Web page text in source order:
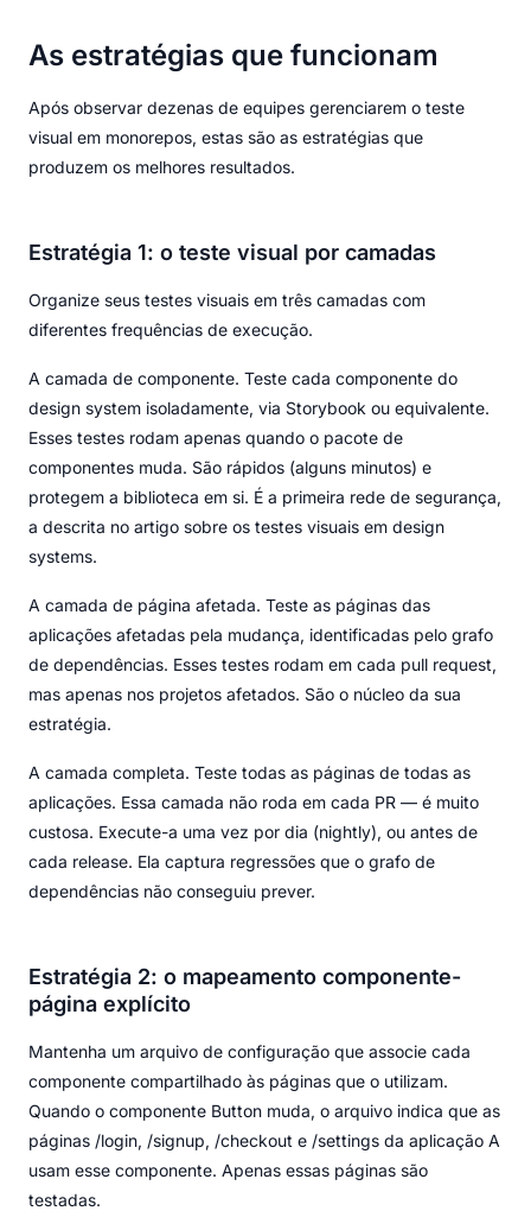
As estratégias que funcionam
Após observar dezenas de equipes gerenciarem o teste
visual em monorepos, estas são as estratégias que
produzem os melhores resultados.
Estratégia 1: o teste visual por camadas
Organize seus testes visuais em três camadas com
diferentes frequências de execução.
A camada de componente. Teste cada componente do
design system isoladamente, via Storybook ou equivalente.
Esses testes rodam apenas quando o pacote de
componentes muda. São rápidos (alguns minutos) e
protegem a biblioteca em si. É a primeira rede de segurança,
a descrita no artigo sobre os testes visuais em design
systems.
A camada de página afetada. Teste as páginas das
aplicações afetadas pela mudança, identificadas pelo grafo
de dependências. Esses testes rodam em cada pull request,
mas apenas nos projetos afetados. São o núcleo da sua
estratégia.
A camada completa. Teste todas as páginas de todas as
aplicações. Essa camada não roda em cada PR — é muito
custosa. Execute-a uma vez por dia (nightly), ou antes de
cada release. Ela captura regressões que o grafo de
dependências não conseguiu prever.
Estratégia 2: o mapeamento componente-
página explícito
Mantenha um arquivo de configuração que associe cada
componente compartilhado às páginas que o utilizam.
Quando o componente Button muda, o arquivo indica que as
páginas /login, /signup, /checkout e /settings da aplicação A
usam esse componente. Apenas essas páginas são
testadas.